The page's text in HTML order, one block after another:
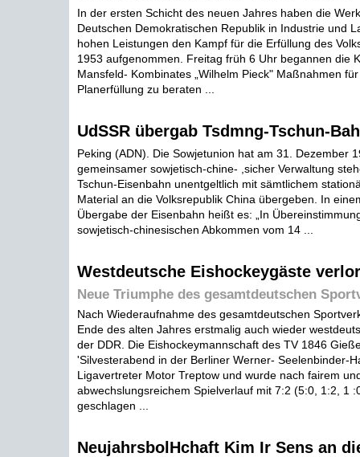
In der ersten Schicht des neuen Jahres haben die
Deutschen Demokratischen Republik in Industrie und
hohen Leistungen den Kampf für die Erfüllung des
1953 aufgenommen. Freitag früh 6 Uhr begannen die
Mansfeld- Kombinates „Wilhelm Pieck" Maßnahmen
Planerfüllung zu beraten ...
UdSSR übergab Tsdmng-Tschun-
Peking (ADN). Die Sowjetunion hat am 31. Dezember
gemeinsamer sowjetisch-chine- ,sicher Verwaltung
Tschun-Eisenbahn unentgeltlich mit sämtlichem
Material an die Volksrepublik China übergeben. In
Übergabe der Eisenbahn heißt es: „In
sowjetisch-chinesischen Abkommen vom 14 ...
Westdeutsche Eishockeygäste
Neue Triumphe des gesamtdeutschen
Nach Wiederaufnahme des gesamtdeutschen
Ende des alten Jahres erstmalig auch wieder
der DDR. Die Eishockeymannschaft des TV 1846
'Silvesterabend in der Berliner Werner- Seelenbinder-
Ligavertreter Motor Treptow und wurde nach fairem
abwechslungsreichem Spielverlauf mit 7:2 (5:0, 1:2, 1
geschlagen ...
NeujahrsbolHchaft Kim Ir Sens an